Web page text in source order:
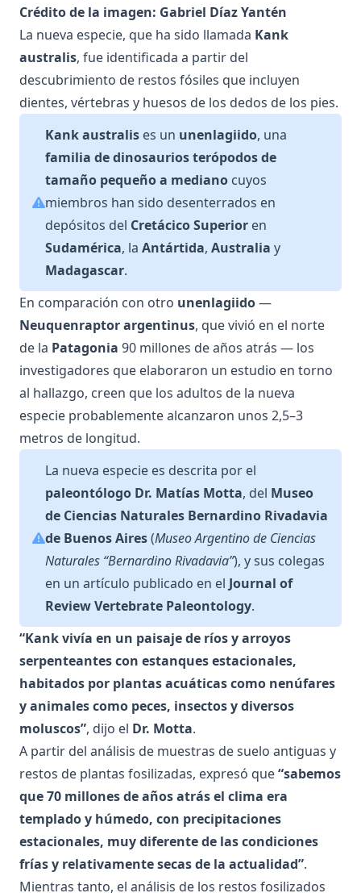
Crédito de la imagen: Gabriel Díaz Yantén
La nueva especie, que ha sido llamada Kank
australis, fue identificada a partir del
descubrimiento de restos fósiles que incluyen
dientes, vértebras y huesos de los dedos de los pies.
Kank australis es un unenlagiido, una
familia de dinosaurios terópodos de
tamaño pequeño a mediano cuyos
miembros han sido desenterrados en
depósitos del Cretácico Superior en
Sudamérica, la Antártida, Australia y
Madagascar.
En comparación con otro unenlagiido—
Neuquenraptor argentinus, que vivió en el norte
de la Patagonia 90 millones de años atrás — los
investigadores que elaboraron un estudio en torno
al hallazgo, creen que los adultos de la nueva
especie probablemente alcanzaron unos 2,5–3
metros de longitud.
La nueva especie es descrita por el
paleontólogo Dr. Matías Motta, del Museo
de Ciencias Naturales Bernardino Rivadavia
de Buenos Aires(Museo Argentino de Ciencias
Naturales “Bernardino Rivadavia”), y sus colegas
en un artículo publicado en el Journal of
Review Vertebrate Paleontology.
“Kank vivía en un paisaje de ríos y arroyos
serpenteantes con estanques estacionales,
habitados por plantas acuáticas como nenúfares
y animales como peces, insectos y diversos
moluscos”, dijo el Dr. Motta.
A partir del análisis de muestras de suelo antiguas y
restos de plantas fosilizadas, expresó que“sabemos
que 70 millones de años atrás el clima era
templado y húmedo, con precipitaciones
estacionales, muy diferente de las condiciones
frías y relativamente secas de la actualidad”.
Mientras tanto, el análisis de los restos fosilizados